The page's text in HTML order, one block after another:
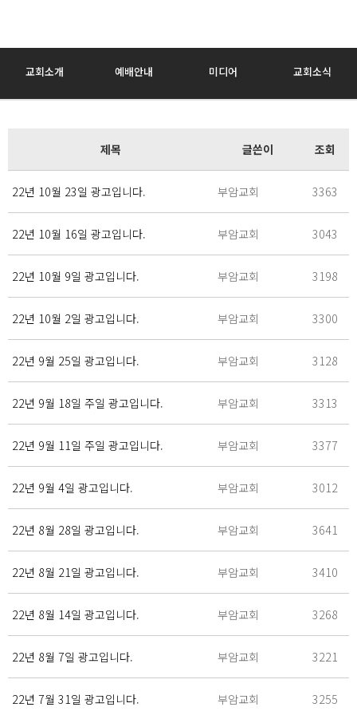
교회소개 예배안내 미디어 교회소식
제목 글쓴이 조회
22년 10월 23일 광고입니다. 부암교회 3363
22년 10월 16일 광고입니다. 부암교회 3043
22년 10월 9일 광고입니다. 부암교회 3198
22년 10월 2일 광고입니다. 부암교회 3300
22년 9월 25일 광고입니다. 부암교회 3128
22년 9월 18일 주일 광고입니다. 부암교회 3313
22년 9월 11일 주일 광고입니다. 부암교회 3377
22년 9월 4일 광고입니다. 부암교회 3012
22년 8월 28일 광고입니다. 부암교회 3641
22년 8월 21일 광고입니다. 부암교회 3410
22년 8월 14일 광고입니다. 부암교회 3268
22년 8월 7일 광고입니다. 부암교회 3221
22년 7월 31일 광고입니다. 부암교회 3255